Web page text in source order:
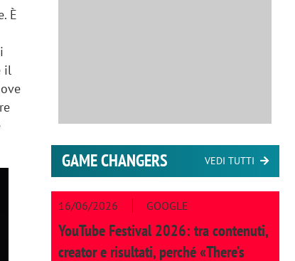
È
il
GAME CHANGERS VEDI TUTTI
16/06/2026 GOOGLE
YouTube Festival 2026: tra contenuti,
creator e risultati, perché «There’s